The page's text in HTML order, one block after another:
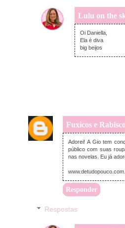
Lulu on the
Oi Daniella,
Ela é diva
big beijos
Fuxicos e
Adorei! A Gio tem
público com suas
nas novelas. Eu já
Responder
Respostas